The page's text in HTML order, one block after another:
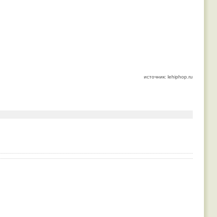
источник: lehiphop.ru